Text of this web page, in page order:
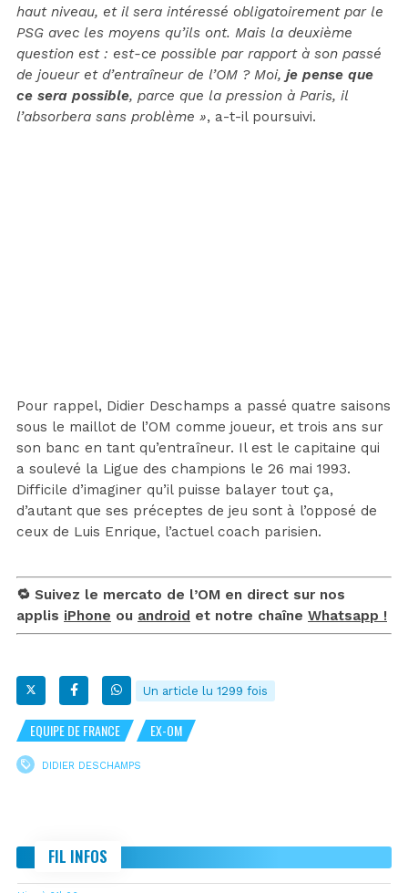
haut niveau, et il sera intéressé obligatoirement par le
PSG avec les moyens qu’ils ont. Mais la deuxième
question est : est-ce possible par rapport à son passé
de joueur et d’entraîneur de l’OM ? Moi, je pense que
ce sera possible, parce que la pression à Paris, il
l’absorbera sans problème », a-t-il poursuivi.
Pour rappel, Didier Deschamps a passé quatre saisons
sous le maillot de l’OM comme joueur, et trois ans sur
son banc en tant qu’entraîneur. Il est le capitaine qui
a soulevé la Ligue des champions le 26 mai 1993.
Difficile d’imaginer qu’il puisse balayer tout ça,
d’autant que ses préceptes de jeu sont à l’opposé de
ceux de Luis Enrique, l’actuel coach parisien.
🔁 Suivez le mercato de l’OM en direct sur nos
applis iPhone ou android et notre chaîne Whatsapp !
Un article lu 1299 fois
EQUIPE DE FRANCE EX-OM
DIDIER DESCHAMPS
FIL INFOS